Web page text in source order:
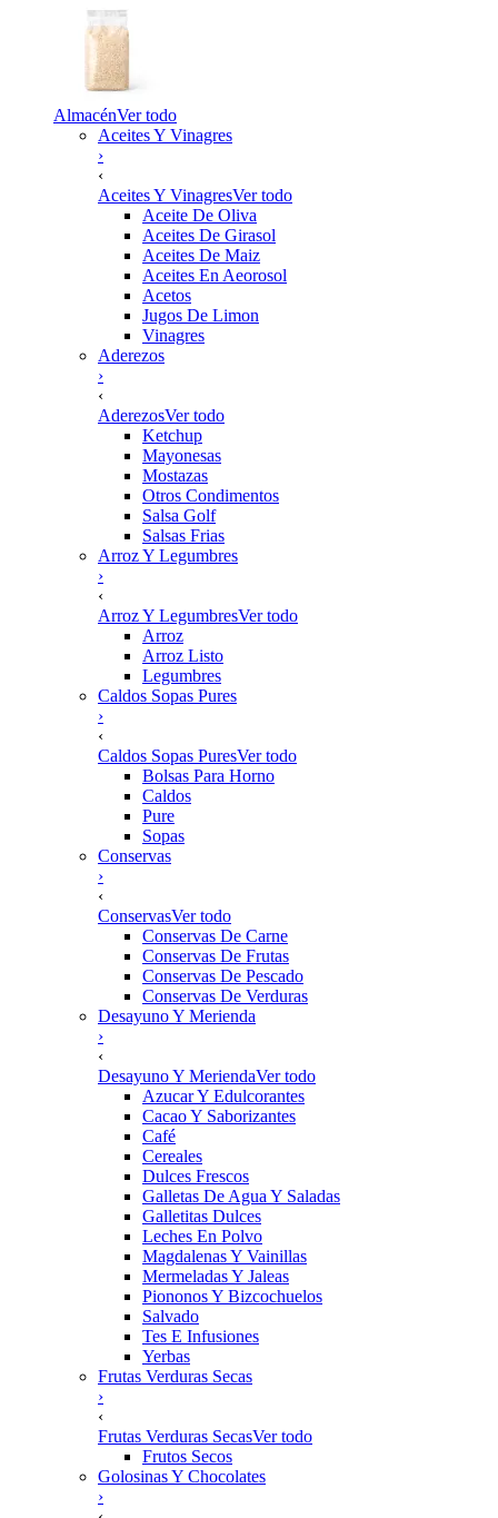
AlmacénVer todo
Aceites Y Vinagres
›
‹
Aceites Y VinagresVer todo
Aceite De Oliva
Aceites De Girasol
Aceites De Maiz
Aceites En Aeorosol
Acetos
Jugos De Limon
Vinagres
Aderezos
›
‹
AderezosVer todo
Ketchup
Mayonesas
Mostazas
Otros Condimentos
Salsa Golf
Salsas Frias
Arroz Y Legumbres
›
‹
Arroz Y LegumbresVer todo
Arroz
Arroz Listo
Legumbres
Caldos Sopas Pures
›
‹
Caldos Sopas PuresVer todo
Bolsas Para Horno
Caldos
Pure
Sopas
Conservas
›
‹
ConservasVer todo
Conservas De Carne
Conservas De Frutas
Conservas De Pescado
Conservas De Verduras
Desayuno Y Merienda
›
‹
Desayuno Y MeriendaVer todo
Azucar Y Edulcorantes
Cacao Y Saborizantes
Café
Cereales
Dulces Frescos
Galletas De Agua Y Saladas
Galletitas Dulces
Leches En Polvo
Magdalenas Y Vainillas
Mermeladas Y Jaleas
Piononos Y Bizcochuelos
Salvado
Tes E Infusiones
Yerbas
Frutas Verduras Secas
›
‹
Frutas Verduras SecasVer todo
Frutos Secos
Golosinas Y Chocolates
›